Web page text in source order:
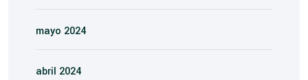
mayo 2024
abril 2024